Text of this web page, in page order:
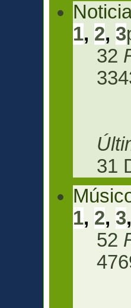
1, 2, 3
32
31
1, 2, 3
52